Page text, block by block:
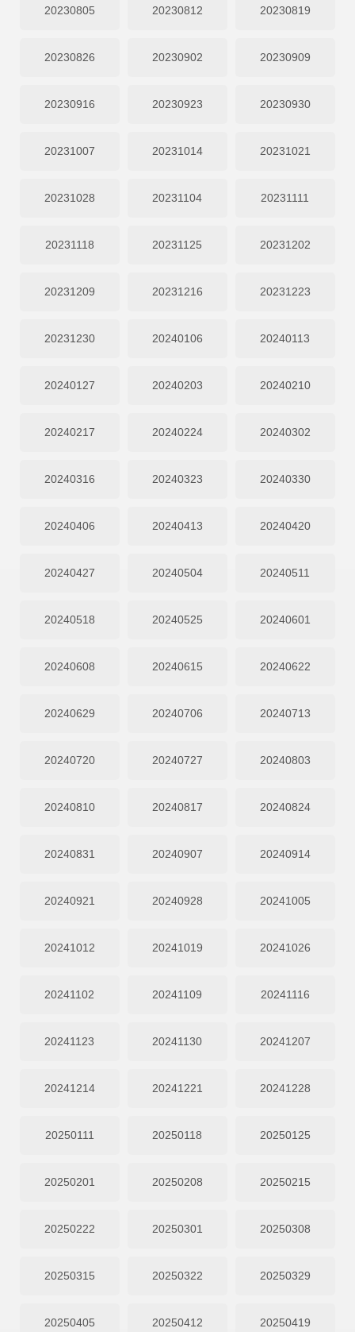
20230805 20230812 20230819
20230826 20230902 20230909
20230916 20230923 20230930
20231007 20231014 20231021
20231028 20231104 20231111
20231118 20231125 20231202
20231209 20231216 20231223
20231230 20240106 20240113
20240127 20240203 20240210
20240217 20240224 20240302
20240316 20240323 20240330
20240406 20240413 20240420
20240427 20240504 20240511
20240518 20240525 20240601
20240608 20240615 20240622
20240629 20240706 20240713
20240720 20240727 20240803
20240810 20240817 20240824
20240831 20240907 20240914
20240921 20240928 20241005
20241012 20241019 20241026
20241102 20241109 20241116
20241123 20241130 20241207
20241214 20241221 20241228
20250111 20250118 20250125
20250201 20250208 20250215
20250222 20250301 20250308
20250315 20250322 20250329
20250405 20250412 20250419